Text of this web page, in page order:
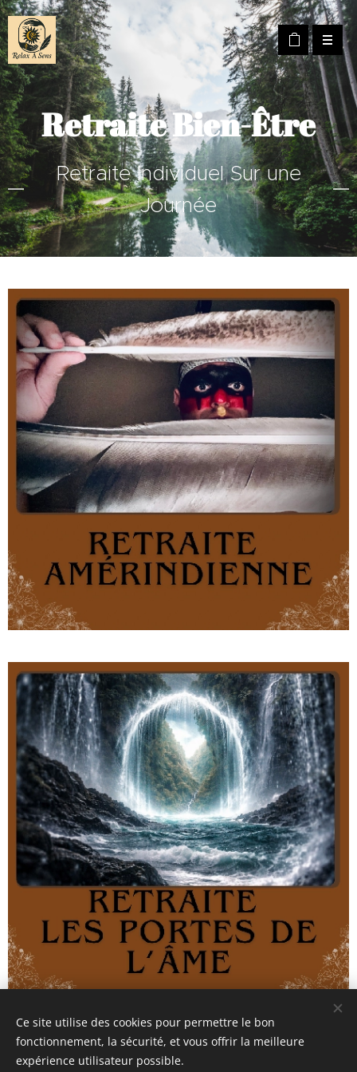
Retraite Bien-Être
Retraite Individuel Sur une
Journée
Relax A Sens: 06.72.12.46.30
Ce site utilise des cookies pour permettre le bon
fonctionnement, la sécurité, et vous offrir la meilleure
expérience utilisateur possible.